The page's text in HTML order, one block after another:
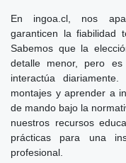
En ingoa.cl, nos
garanticen la fiabilidad
Sabemos que la
detalle menor, pero
interactúa
montajes y aprender a
de mando bajo la
nuestros recursos
prácticas para una
profesional.